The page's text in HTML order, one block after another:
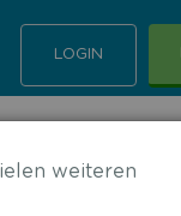
LOGIN
weiteren